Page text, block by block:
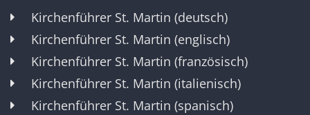
Kirchenführer St. Martin (deutsch)
Kirchenführer St. Martin (englisch)
Kirchenführer St. Martin (französisch)
Kirchenführer St. Martin (italienisch)
Kirchenführer St. Martin (spanisch)